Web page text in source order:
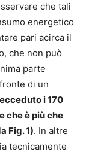
che tali
energetico
pari acirca il
che non può
parte
di un
i 170
che è più che
Fig. 1). In altre
tecnicamente